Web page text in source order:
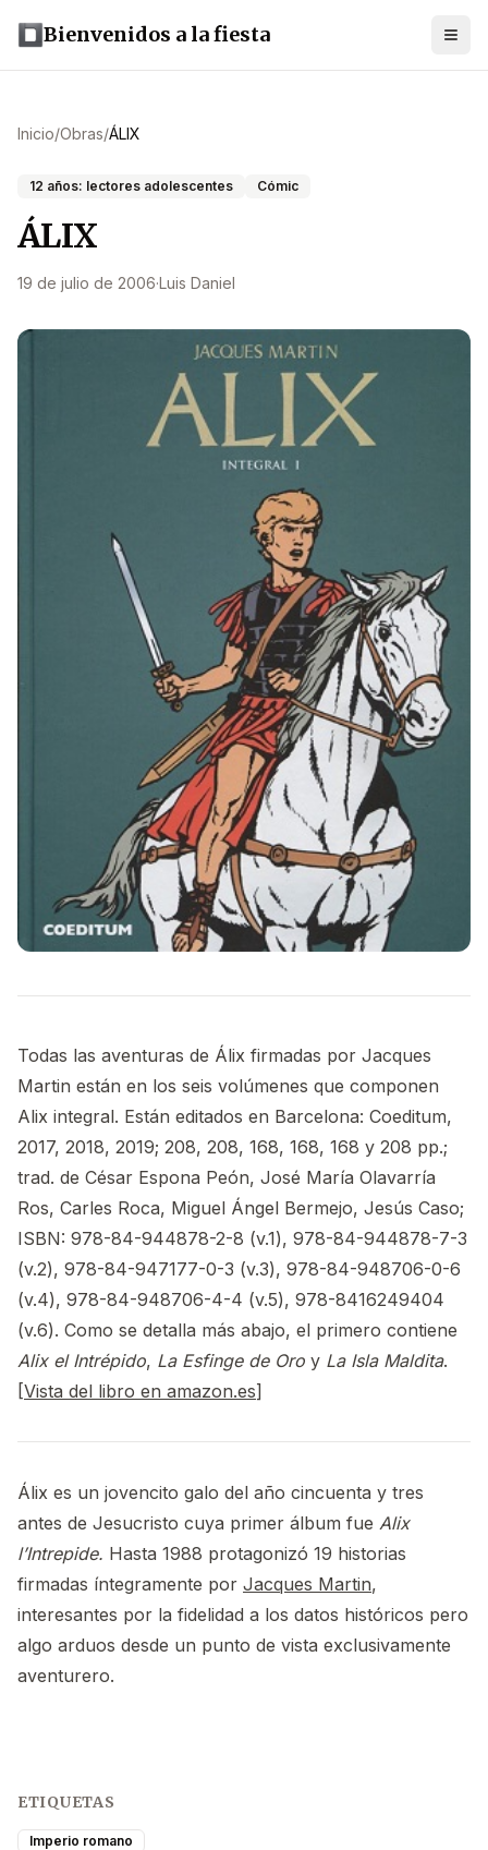
Bienvenidos a la fiesta
Inicio/Obras/ÁLIX
12 años: lectores adolescentes Cómic
ÁLIX
19 de julio de 2006·Luis Daniel
Todas las aventuras de Álix firmadas por Jacques
Martin están en los seis volúmenes que componen
Alix integral. Están editados en Barcelona: Coeditum,
2017, 2018, 2019; 208, 208, 168, 168, 168 y 208 pp.;
trad. de César Espona Peón, José María Olavarría
Ros, Carles Roca, Miguel Ángel Bermejo, Jesús Caso;
ISBN: 978-84-944878-2-8 (v.1), 978-84-944878-7-3
(v.2), 978-84-947177-0-3 (v.3), 978-84-948706-0-6
(v.4), 978-84-948706-4-4 (v.5), 978-8416249404
(v.6). Como se detalla más abajo, el primero contiene
Alix el Intrépido, La Esfinge de Oro y La Isla Maldita.
[Vista del libro en amazon.es]
Álix es un jovencito galo del año cincuenta y tres
antes de Jesucristo cuya primer álbum fue Alix
l’Intrepide. Hasta 1988 protagonizó 19 historias
firmadas íntegramente por Jacques Martin,
interesantes por la fidelidad a los datos históricos pero
algo arduos desde un punto de vista exclusivamente
aventurero.
ETIQUETAS
Imperio romano